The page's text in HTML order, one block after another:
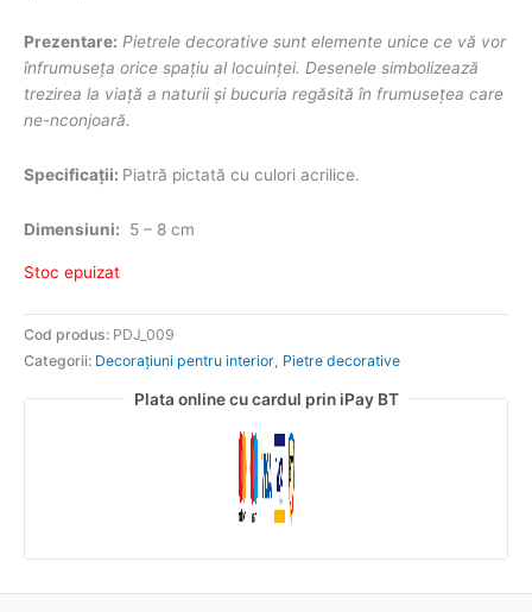
Prezentare: Pietrele decorative sunt elemente unice ce vă vor
înfrumuseța orice spațiu al locuinței. Desenele simbolizează
trezirea la viață a naturii și bucuria regăsită în frumusețea care
ne-nconjoară.
Specificații: Piatră pictată cu culori acrilice.
Dimensiuni: 5 – 8 cm
Stoc epuizat
Cod produs: PDJ_009
Categorii: Decorațiuni pentru interior Pietre decorative
Plata online cu cardul prin iPay BT